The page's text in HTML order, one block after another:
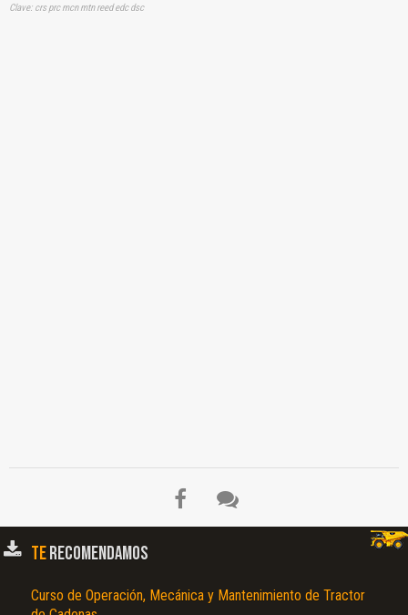
Clave: crs prc mcn mtn reed edc dsc
TERECOMENDAMOS
Curso de Operación, Mecánica y Mantenimiento de Tractor